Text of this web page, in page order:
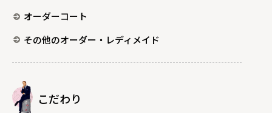
オーダーコート
その他のオーダー・レディメイド
こだわり